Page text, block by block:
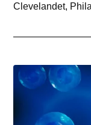
Clevelandet,